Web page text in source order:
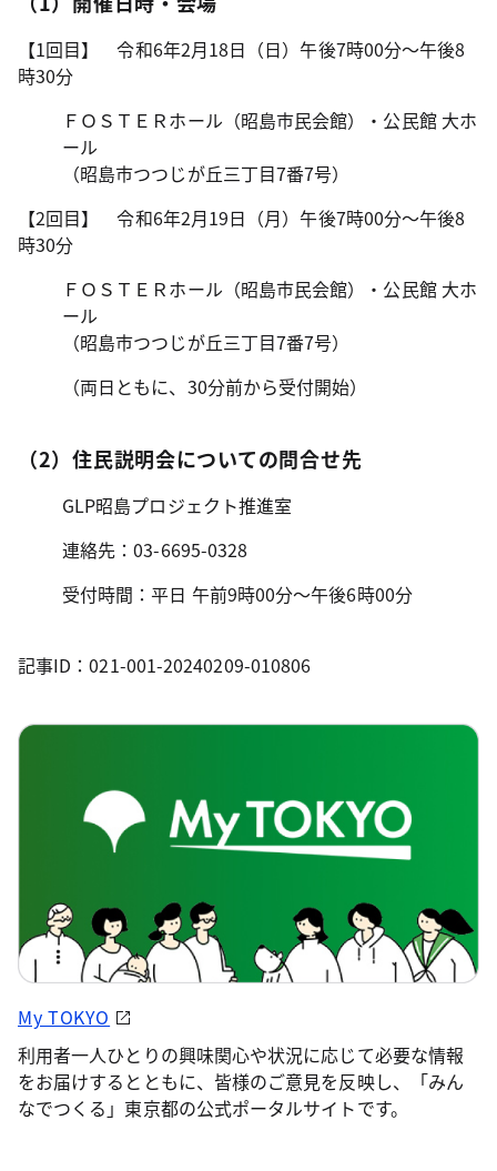
【1回目】 令和6年2月18日（日）午後7時00分～午後8
時30分
ＦＯＳＴＥＲホール（昭島市民会館）・公民館 大ホ
ール
（昭島市つつじが丘三丁目7番7号）
【2回目】 令和6年2月19日（月）午後7時00分～午後8
時30分
ＦＯＳＴＥＲホール（昭島市民会館）・公民館 大ホ
ール
（昭島市つつじが丘三丁目7番7号）
（両日ともに、30分前から受付開始）
（2）住民説明会についての問合せ先
GLP昭島プロジェクト推進室
連絡先：03-6695-0328
受付時間：平日 午前9時00分～午後6時00分
記事ID：021-001-20240209-010806
My TOKYO
利用者一人ひとりの興味関心や状況に応じて必要な情報
をお届けするとともに、皆様のご意見を反映し、「みん
なでつくる」東京都の公式ポータルサイトです。